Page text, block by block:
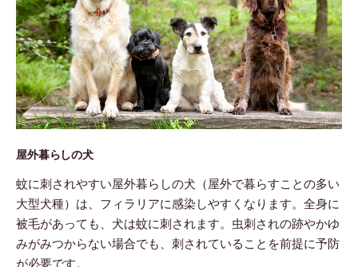
屋外暮らしの犬
蚊に刺されやすい屋外暮らしの犬（屋外で暮らすことの多い
大型犬種）は、フィラリアに感染しやすくなります。全身に
被毛があっても、犬は蚊に刺されます。虫刺されの跡やかゆ
みがみつからない場合でも、刺されていることを前提に予防
が必要です。